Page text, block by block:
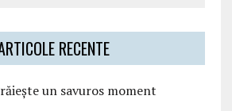
RECENTE
un savuros moment